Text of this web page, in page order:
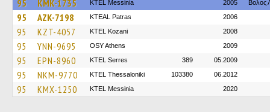
95 KMK-1735 KTEL Messinia 2005 Βολος
95 AZK-7198 KTEAL Patras 2006
95 KZT-4057 ΚΤΕL Kozani 2008
95 YNN-9695 OSY Athens 2009
95 EPN-8960 KTEL Serres 389 05.2009
95 NKM-9770 KTEL Thessaloniki 103380 06.2012
95 KMX-1250 KTEL Messinia 2020